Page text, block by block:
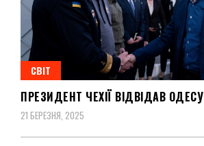
СВІТ
ПРЕЗИДЕНТ ЧЕХІЇ ВІДВІДАВ ОДЕСУ
21 БЕРЕЗНЯ, 2025